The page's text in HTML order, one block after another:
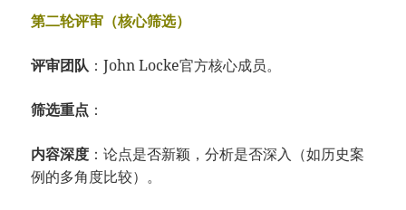
第二轮评审（核心筛选）
评审团队 ：John Locke官方核心成员。
筛选重点 ：
内容深度 ：论点是否新颖，分析是否深入（如历史案
例的多角度比较）。